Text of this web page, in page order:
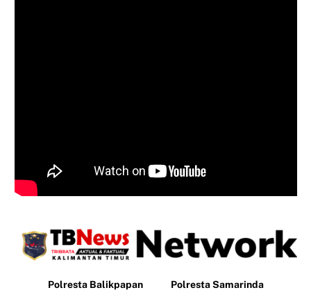
Polresta Balikpapan Polresta Samarinda